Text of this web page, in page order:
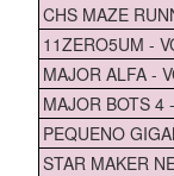
CHS MAZE
11ZERO5UM -
MAJOR ALFA -
MAJOR BOTS 4
PEQUENO
STAR MAKER